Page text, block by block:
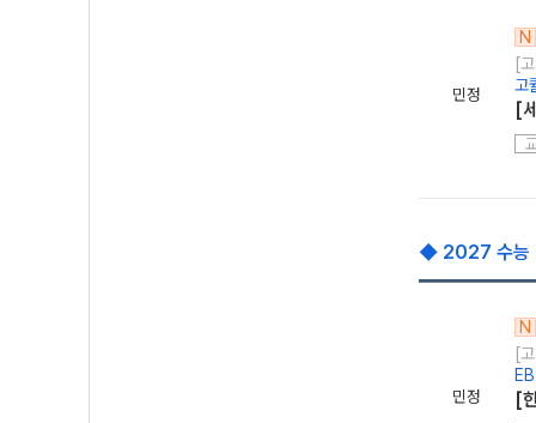
민정
N
[
고
[
◆ 2027 수능
민정
N
[
[